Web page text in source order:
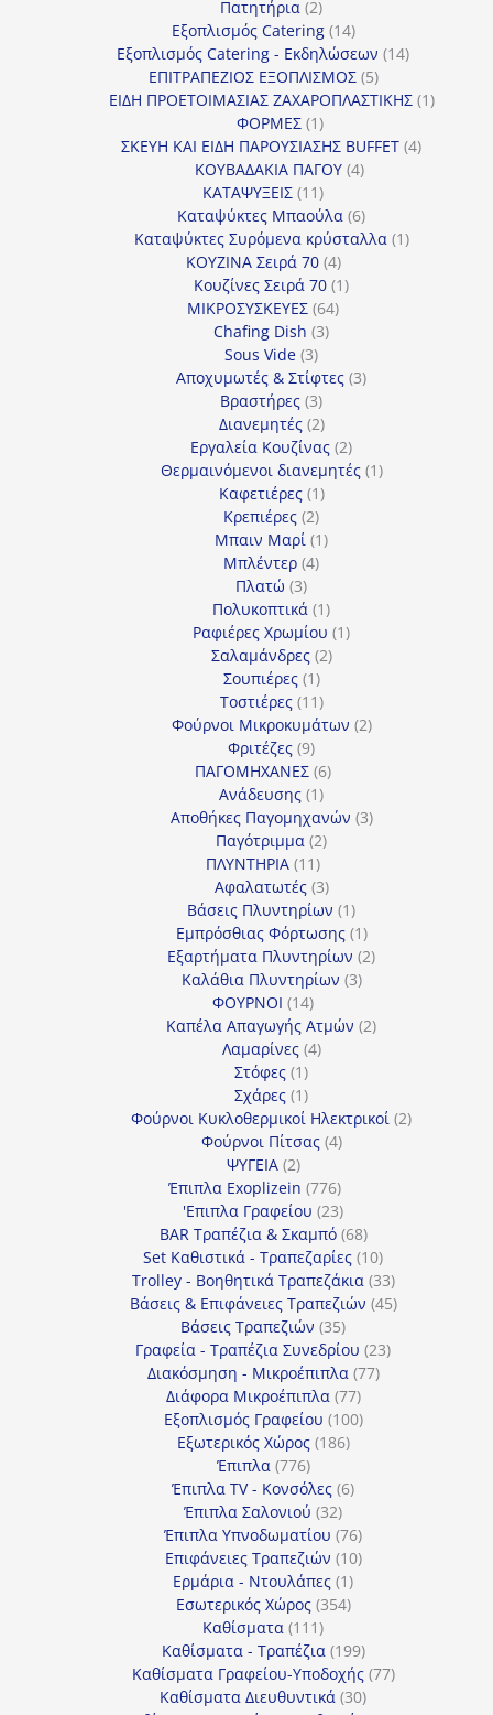
προϊόν
Πατητήρια 22
προϊόντα
Εξοπλισμός Catering 1414
προϊόντα
Εξοπλισμός Catering - Εκδηλώσεων 1414
ΕΠΙΤΡΑΠΕΖΙΟΣ ΕΞΟΠΛΙΣΜΟΣ 55
προϊόντα
ΕΙΔΗ ΠΡΟΕΤΟΙΜΑΣΙΑΣ ΖΑΧΑΡΟΠΛΑΣΤΙΚΗΣ 11
ΦΟΡΜΕΣ 11
προϊόν
ΣΚΕΥΗ ΚΑΙ ΕΙΔΗ ΠΑΡΟΥΣΙΑΣΗΣ BUFFET 44
ΚΟΥΒΑΔΑΚΙΑ ΠΑΓΟΥ 44
ΚΑΤΑΨΥΞΕΙΣ 1111
προϊόντα
Καταψύκτες Μπαούλα 66
προϊόντα
Καταψύκτες Συρόμενα κρύσταλλα 11
ΚΟΥΖΙΝΑ Σειρά 70 44
προϊόντα
Κουζίνες Σειρά 70 11
ΜΙΚΡΟΣΥΣΚΕΥΕΣ 6464
Chafing Dish 33
Sous Vide 33
προϊόντα
Αποχυμωτές & Στίφτες 33
Βραστήρες 33
προϊόντα
Διανεμητές 22
προϊόντα
Εργαλεία Κουζίνας 22
προϊόντα
Θερμαινόμενοι διανεμητές 11
Καφετιέρες 11
προϊόν
Κρεπιέρες 22
προϊόντα
Μπαιν Μαρί 11
Μπλέντερ 44
Πλατώ 33
προϊόντα
Πολυκοπτικά 11
προϊόν
Ραφιέρες Χρωμίου 11
Σαλαμάνδρες 22
Σουπιέρες 11
προϊόν
Τοστιέρες 1111
προϊόντα
Φούρνοι Μικροκυμάτων 22
Φριτέζες 99
προϊόντα
ΠΑΓΟΜΗΧΑΝΕΣ 66
Ανάδευσης 11
προϊόν
Αποθήκες Παγομηχανών 33
Παγότριμμα 22
ΠΛΥΝΤΗΡΙΑ 1111
προϊόντα
Αφαλατωτές 33
προϊόντα
Βάσεις Πλυντηρίων 11
προϊόν
Εμπρόσθιας Φόρτωσης 11
προϊόν
Εξαρτήματα Πλυντηρίων 22
Καλάθια Πλυντηρίων 33
ΦΟΥΡΝΟΙ 1414
προϊόντα
Καπέλα Απαγωγής Ατμών 22
Λαμαρίνες 44
Στόφες 11
προϊόν
Σχάρες 11
προϊόν
Φούρνοι Κυκλοθερμικοί Ηλεκτρικοί 22
Φούρνοι Πίτσας 44
ΨΥΓΕΙΑ 22
προϊόντα
Έπιπλα Exoplizein 776776
προϊόντα
'Επιπλα Γραφείου 2323
προϊόντα
BAR Τραπέζια & Σκαμπό 6868
προϊόντα
Set Καθιστικά - Τραπεζαρίες 1010
προϊόντα
Trolley - Βοηθητικά Τραπεζάκια 3333
προϊόντα
Βάσεις & Επιφάνειες Τραπεζιών 4545
Βάσεις Τραπεζιών 3535
προϊόντα
Γραφεία - Τραπέζια Συνεδρίου 2323
Διακόσμηση - Μικροέπιπλα 7777
Διάφορα Μικροέπιπλα 7777
προϊόντα
Εξοπλισμός Γραφείου 100100
Εξωτερικός Χώρος 186186
Έπιπλα 776776
προϊόντα
Έπιπλα TV - Κονσόλες 66
Έπιπλα Σαλονιού 3232
προϊόντα
Έπιπλα Υπνοδωματίου 7676
προϊόντα
Επιφάνειες Τραπεζιών 1010
Ερμάρια - Ντουλάπες 11
προϊόν
Εσωτερικός Χώρος 354354
Καθίσματα 111111
προϊόντα
Καθίσματα - Τραπέζια 199199
προϊόντα
Καθίσματα Γραφείου-Υποδοχής 7777
Καθίσματα Διευθυντικά 3030